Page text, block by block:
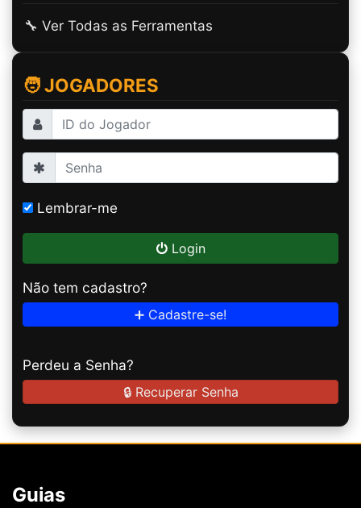
🔧 Ver Todas as Ferramentas
🧑 JOGADORES
Lembrar-me
Login
Não tem cadastro?
➕ Cadastre-se!
Perdeu a Senha?
🔒 Recuperar Senha
Guias